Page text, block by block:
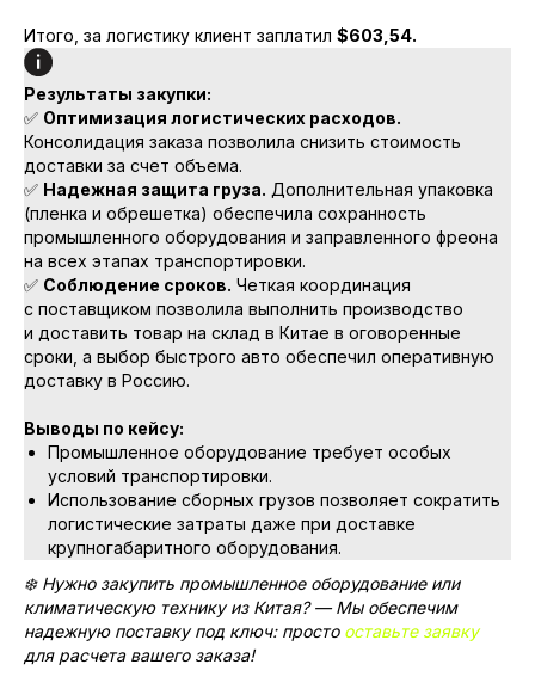
Итого, за логистику клиент заплатил $603,54.
Результаты закупки:
✅ Оптимизация логистических расходов.
Консолидация заказа позволила снизить стоимость
доставки за счет объема.
✅ Надежная защита груза. Дополнительная упаковка
(пленка и обрешетка) обеспечила сохранность
промышленного оборудования и заправленного фреона
на всех этапах транспортировки.
✅ Соблюдение сроков. Четкая координация
с поставщиком позволила выполнить производство
и доставить товар на склад в Китае в оговоренные
сроки, а выбор быстрого авто обеспечил оперативную
доставку в Россию.
Выводы по кейсу:
Промышленное оборудование требует особых
условий транспортировки.
Использование сборных грузов позволяет сократить
логистические затраты даже при доставке
крупногабаритного оборудования.
❄️ Нужно закупить промышленное оборудование или
климатическую технику из Китая? — Мы обеспечим
надежную поставку под ключ: просто оставьте заявку
для расчета вашего заказа!